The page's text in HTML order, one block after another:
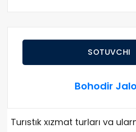
SOTUVCHI
Bohodir
Turıstık xızmat turları va